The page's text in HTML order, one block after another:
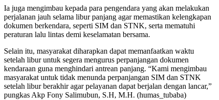
Ia juga mengimbau kepada para pengendara yang akan melakukan
perjalanan jauh selama libur panjang agar memastikan kelengkapan
dokumen berkendara, seperti SIM dan STNK, serta mematuhi
peraturan lalu lintas demi keselamatan bersama.
Selain itu, masyarakat diharapkan dapat memanfaatkan waktu
setelah libur untuk segera mengurus perpanjangan dokumen
kendaraan guna menghindari antrean panjang. “Kami mengimbau
masyarakat untuk tidak menunda perpanjangan SIM dan STNK
setelah libur berakhir agar pelayanan dapat berjalan dengan lancar,”
pungkas Akp Fony Salimubun, S.H, M.H. (humas_tubaba)